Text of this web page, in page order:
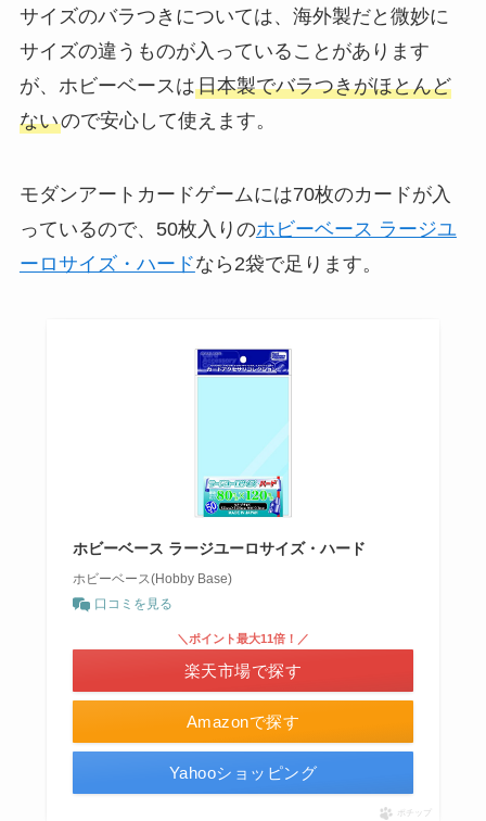
サイズのバラつきについては、海外製だと微妙に
サイズの違うものが入っていることがあります
が、ホビーベースは日本製でバラつきがほとんど
ないので安心して使えます。
モダンアートカードゲームには70枚のカードが入
っているので、50枚入りのホビーベース ラージユ
ーロサイズ・ハードなら2袋で足ります。
ホビーベース ラージユーロサイズ・ハード
ホビーベース(Hobby Base)
口コミを見る
Amazonで探す
＼ポイント最大11倍！／
楽天市場で探す
Yahooショッピング
ポチップ